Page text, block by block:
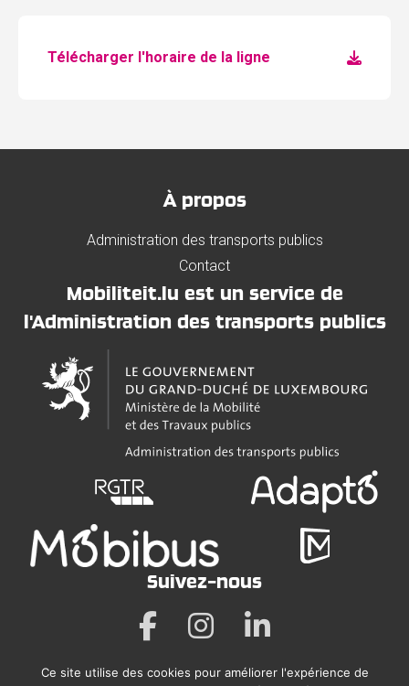
Télécharger l'horaire de la ligne
À propos
Administration des transports publics
Contact
Mobiliteit.lu est un service de
l'Administration des transports publics
Suivez-nous
Ce site utilise des cookies pour améliorer l'expérience de